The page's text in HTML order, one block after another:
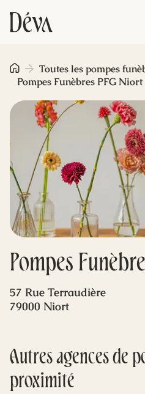
Obsèques
Prévoyance
Monument funéraire
Livraison de fleurs
Blog
Pompes
Toutes les pompes
Pompes Funèbres PFG Niort
57 Rue Terraudière
79000 Niort
Autres agences de
proximité